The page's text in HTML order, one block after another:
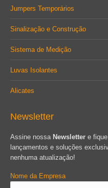
Jumpers Temporários
Sinalização e Construção
Sistema de Medição
Luvas Isolantes
Alicates
Newsletter
Assine nossa Newsletter e
lançamentos e soluções
nenhuma atualização!
Nome da Empresa